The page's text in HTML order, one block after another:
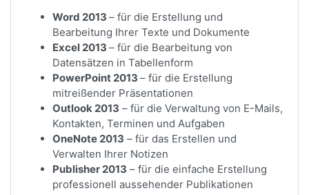
Word 2013 – für die Erstellung und
Bearbeitung Ihrer Texte und Dokumente
Excel 2013 – für die Bearbeitung von
Datensätzen in Tabellenform
PowerPoint 2013 – für die Erstellung
mitreißender Präsentationen
Outlook 2013 – für die Verwaltung von E-Mails,
Kontakten, Terminen und Aufgaben
OneNote 2013 – für das Erstellen und
Verwalten Ihrer Notizen
Publisher 2013 – für die einfache Erstellung
professionell aussehender Publikationen